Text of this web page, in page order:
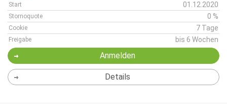
Start 01.12.2020
Stornoquote 0 %
Cookie 7 Tage
Freigabe bis 6 Wochen
Anmelden
Details